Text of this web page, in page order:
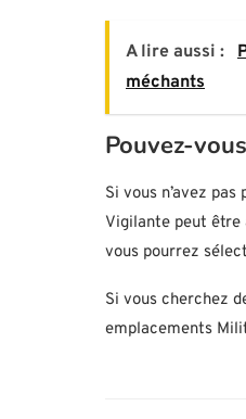
A lire aussi :
méchants
Pouvez-
Si vous n’avez
Vigilante peut être
vous pourrez
Si vous cherchez
emplacements